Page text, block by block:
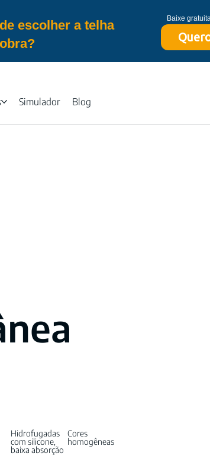
escolher a telha
Baixe
Simulador Blog
Hidrofugadas
com silicone,
baixa absorção
Cores
homogêneas